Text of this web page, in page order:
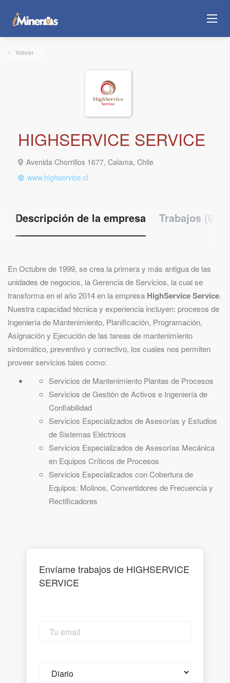
Volver
HIGHSERVICE SERVICE
Avenida Chorrillos 1677, Calama, Chile
www.highservice.cl
Descripción de la empresa Trabajos (0)
En Octubre de 1999, se crea la primera y más antigua de las
unidades de negocios, la Gerencia de Servicios, la cual se
transforma en el año 2014 en la empresa HighService Service.
Nuestra capacidad técnica y experiencia incluyen: procesos de
Ingeniería de Mantenimiento, Planificación, Programación,
Asignación y Ejecución de las tareas de mantenimiento
sintomático, preventivo y correctivo, los cuales nos permiten
proveer servicios tales como:
Servicios de Mantenimiento Plantas de Procesos
Servicios de Gestión de Activos e Ingeniería de
Confiabilidad
Servicios Especializados de Asesorías y Estudios
de Sistemas Eléctricos
Servicios Especializados de Asesorías Mecánica
en Equipos Críticos de Procesos
Servicios Especializados con Cobertura de
Equipos: Molinos, Convertidores de Frecuencia y
Rectificadores
Envíame trabajos de HIGHSERVICE
SERVICE
email
frequency